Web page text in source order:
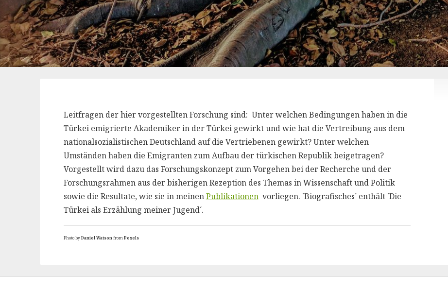
Leitfragen der hier vorgestellten Forschung sind: Unter welchen Bedingungen haben in die
Türkei emigrierte Akademiker in der Türkei gewirkt und wie hat die Vertreibung aus dem
nationalsozialistischen Deutschland auf die Vertriebenen gewirkt? Unter welchen
Umständen haben die Emigranten zum Aufbau der türkischen Republik beigetragen?
Vorgestellt wird dazu das Forschungskonzept zum Vorgehen bei der Recherche und der
Forschungsrahmen aus der bisherigen Rezeption des Themas in Wissenschaft und Politik
sowie die Resultate, wie sie in meinenPublikationenvorliegen. `Biografisches´ enthält `Die
Türkei als Erzählung meiner Jugend´.
Photo byDaniel Watson from Pexels